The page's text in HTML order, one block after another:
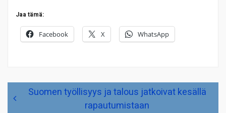
Jaa tämä:
Facebook X WhatsApp
Artikkelien
selaus Suomen työllisyys ja talous jatkoivat kesällä
rapautumistaan